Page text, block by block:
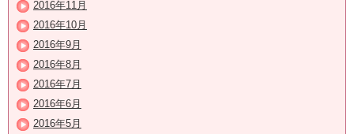
2016年11月
2016年10月
2016年9月
2016年8月
2016年7月
2016年6月
2016年5月